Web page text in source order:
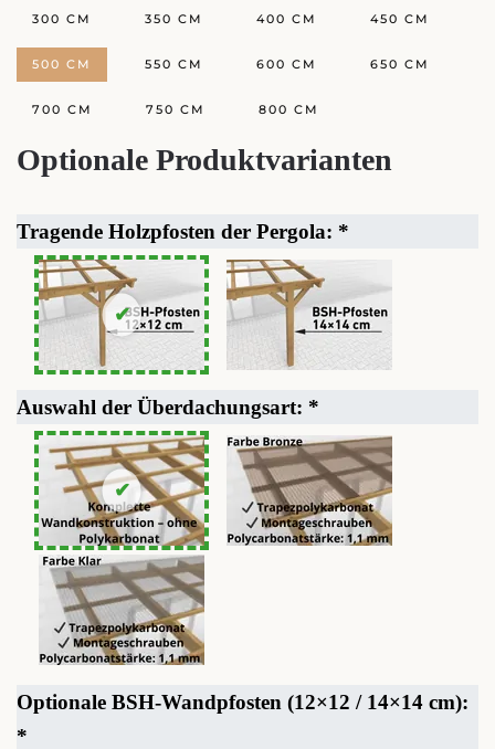
300 CM 350 CM 400 CM 450 CM
500 CM 550 CM 600 CM 650 CM
700 CM 750 CM 800 CM
Optionale Produktvarianten
Tragende Holzpfosten der Pergola: *
Auswahl der Überdachungsart: *
Optionale BSH-Wandpfosten (12×12 / 14×14 cm):
*